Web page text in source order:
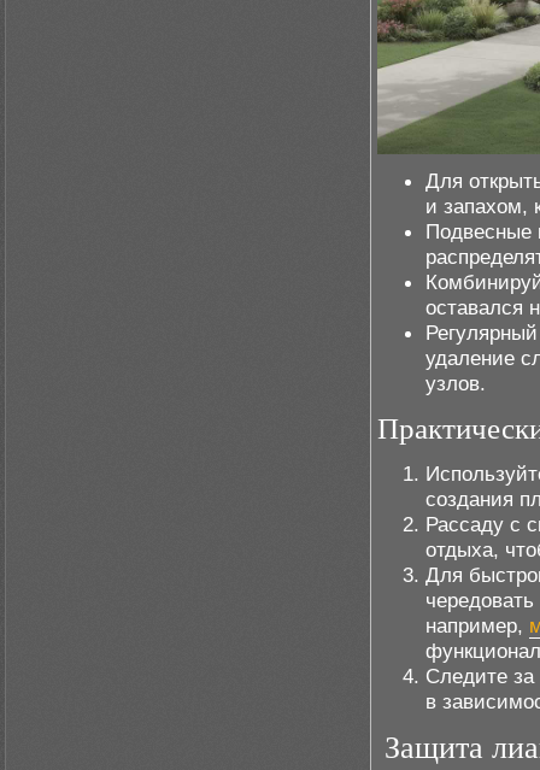
Для
и запахом,
Подвесные
оставался
удаление
узлов.
создания
Рассаду с
отдыха,
Для
например,
Следите за
в
Защита